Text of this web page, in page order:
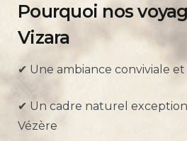
Pourquoi nos
Vizara
✔ Une ambiance conviviale
✔ Un cadre naturel
Vézère